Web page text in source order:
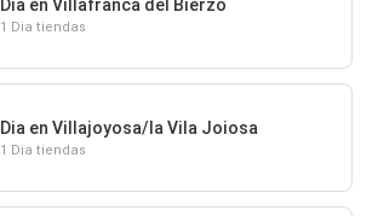
Dia en Villafranca del Bierzo
1 Dia tiendas
Dia en Villajoyosa/la Vila Joiosa
1 Dia tiendas